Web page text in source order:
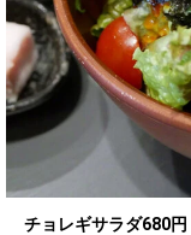
チョレギサラダ680円